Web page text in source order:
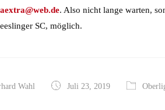
. Also nicht lange warten,
SC, möglich.
Wahl Juli 23, 2019